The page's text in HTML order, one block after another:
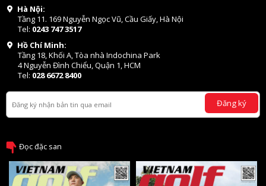
Hà Nội:
Tầng 11. 169 Nguyễn Ngọc Vũ, Cầu Giấy, Hà Nội
Tel: 0243 747 3517
Hồ Chí Minh:
Tầng 18, Khối A, Tòa nhà Indochina Park
4 Nguyễn Đình Chiểu, Quận 1, HCM
Tel: 028 6672 8400
Đăng ký
Đọc đặc san